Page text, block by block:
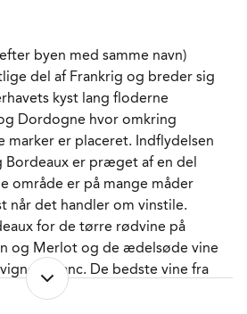
helt ud af ligningen i januar
fade, med flyt fra 1. års
og klaring med friske
Herefter sammenstik af den
på flaske uden
er udført i 1927 af Jean
skarpeste franske grafiske
to verdenskrige. Det var Jean
forløberen for Mouton-
makeup, idet han fik lov
af Mouton-Rothschild
byen med samme navn)
del af Frankrig og breder sig
kyst lang floderne
Dordogne hvor omkring
marker er placeret. Indflydelsen
Bordeaux er præget af en del
område er på mange måder
når det handler om vinstile.
for de tørre rødvine på
og Merlot og de ædelsøde vine
Blanc. De bedste vine fra
tørre hvide og søde hvide er